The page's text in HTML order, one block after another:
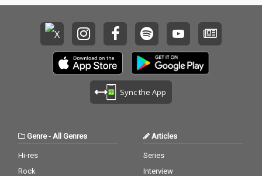
Sync the App
Genre- All Genres
Hi-res
Rock
Articles
Series
Interview